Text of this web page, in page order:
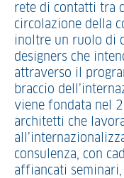
rete di contatti tra
circolazione della
inoltre un ruolo di
designers che
attraverso il
braccio
viene fondata nel
architetti che
consulenza, con
affiancati